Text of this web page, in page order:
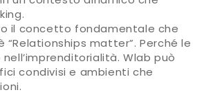
il concetto fondamentale che
matter”. Perché le
Wlab può
condivisi e ambienti che